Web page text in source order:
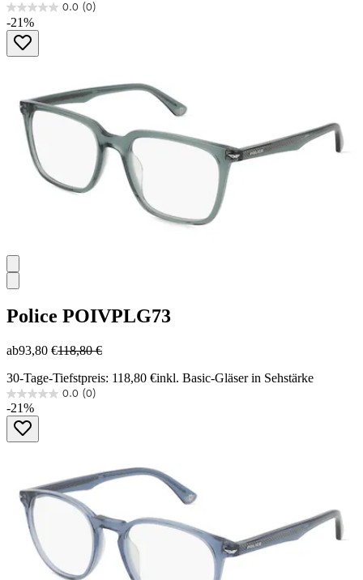
0.0 (0)
0.0
von
Sternen.
-21%
Police POIVPLG73
ab93,80 €118,80 €
30-Tage-Tiefstpreis: 118,80 €inkl. Basic-Gläser in Sehstärke
0.0 (0)
0.0
von
Sternen.
-21%